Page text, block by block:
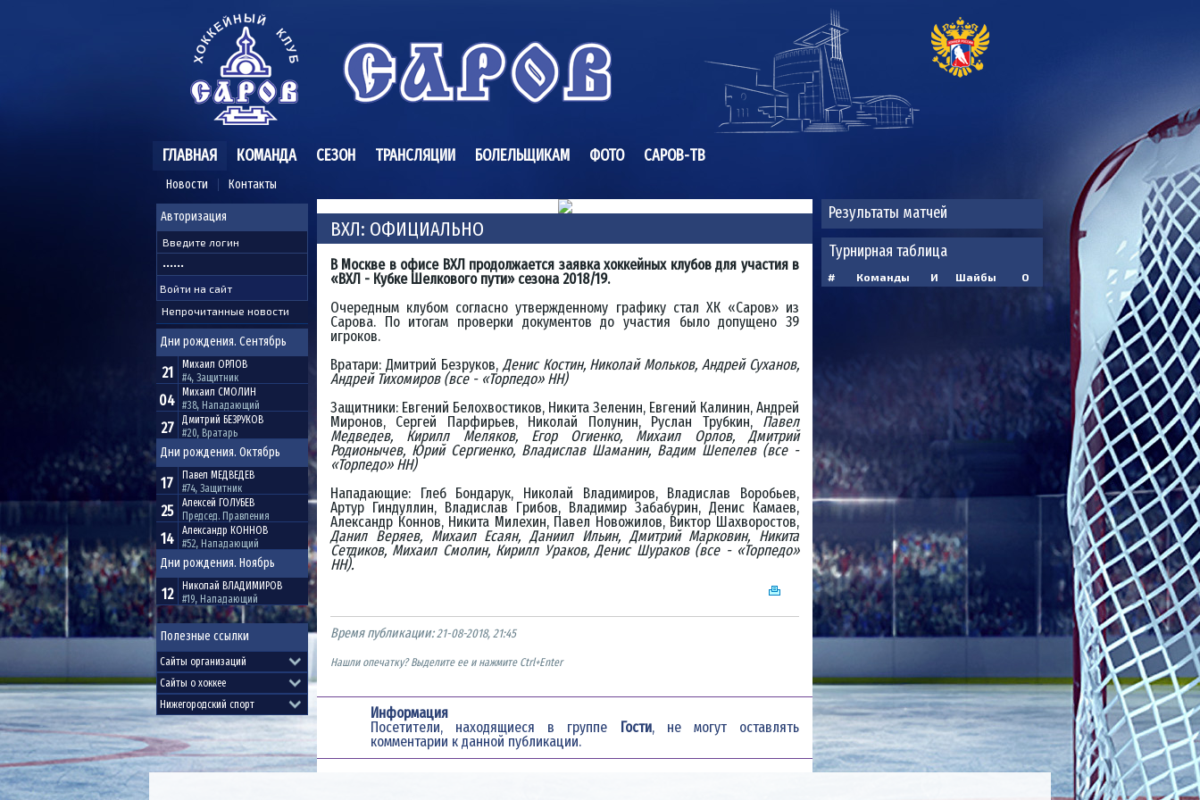
ГЛАВНАЯ
Новости Контакты
КОМАНДА СЕЗОН ТРАНСЛЯЦИИ БОЛЕЛЬЩИКАМ ФОТО САРОВ-ТВ
Авторизация
Непрочитанные новости
Дни рождения. Сентябрь
21 Михаил ОРЛОВ
#4, Защитник
04 Михаил СМОЛИН
#38, Нападающий
27 Дмитрий БЕЗРУКОВ
#20, Вратарь
Дни рождения. Октябрь
17 Павел МЕДВЕДЕВ
#74, Защитник
25 Алексей ГОЛУБЕВ
Председ. Правления
14 Александр КОННОВ
#52, Нападающий
Дни рождения. Ноябрь
12 Николай ВЛАДИМИРОВ
#19, Нападающий
Полезные ссылки
ВХЛ: ОФИЦИАЛЬНО
В Москве в офисе ВХЛ продолжается заявка хоккейных клубов для участия в
«ВХЛ - Кубке Шелкового пути» сезона 2018/19.
Очередным клубом согласно утвержденному графику стал ХК «Саров» из
Сарова. По итогам проверки документов до участия было допущено 39
игроков.
Вратари: Дмитрий Безруков, Денис Костин, Николай Мольков, Андрей Суханов,
Андрей Тихомиров (все - «Торпедо» НН)
Защитники: Евгений Белохвостиков, Никита Зеленин, Евгений Калинин, Андрей
Миронов, Сергей Парфирьев, Николай Полунин, Руслан Трубкин, Павел
Медведев, Кирилл Меляков, Егор Огиенко, Михаил Орлов, Дмитрий
Родионычев, Юрий Сергиенко, Владислав Шаманин, Вадим Шепелев (все -
«Торпедо» НН)
Нападающие: Глеб Бондарук, Николай Владимиров, Владислав Воробьев,
Артур Гиндуллин, Владислав Грибов, Владимир Забабурин, Денис Камаев,
Александр Коннов, Никита Милехин, Павел Новожилов, Виктор Шахворостов,
Данил Веряев, Михаил Есаян, Даниил Ильин, Дмитрий Марковин, Никита
Сетдиков, Михаил Смолин, Кирилл Ураков, Денис Шураков (все - «Торпедо»
НН).
Время публикации:21-08-2018, 21:45
Нашли опечатку? Выделите ее и нажмите Ctrl+Enter
Информация
Посетители, находящиеся в группе Гости, не могут оставлять
комментарии к данной публикации.
Результаты матчей
Турнирная таблица
# Команды И Шайбы О